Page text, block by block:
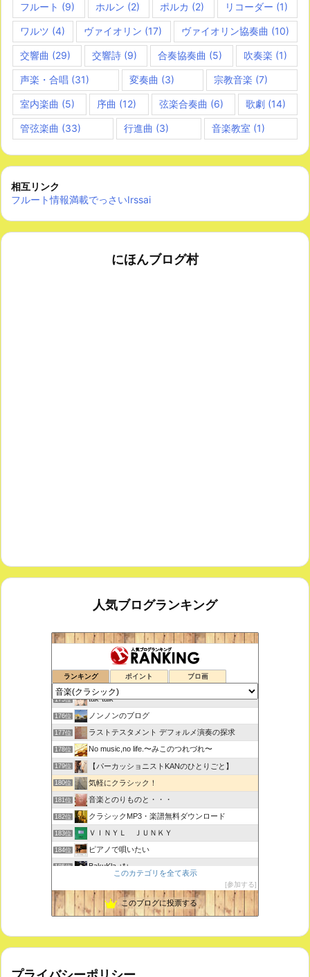
フルート (9) ホルン (2) ポルカ (2) リコーダー (1)
ワルツ (4) ヴァイオリン (17) ヴァイオリン協奏曲 (10)
交響曲 (29) 交響詩(9) 合奏協奏曲 (5) 吹奏楽 (1)
声楽・合唱 (31) 変奏曲 (3) 宗教音楽 (7)
室内楽曲 (5) 序曲 (12) 弦楽合奏曲 (6) 歌劇(14)
管弦楽曲 (33) 行進曲 (3) 音楽教室 (1)
相互リンク
フルート情報満載でっさいIrssai
にほんブログ村
人気ブログランキング
ランキング ポイント ブロ画
室内楽コンサート・レッスンいたします
174位 ボチェッリ、イタリア、アモーレ！
175位 tak-talk
176位 ノンノンのブログ
177位 ラストテスタメント デフォルメ演奏の探求
178位 No music,no life.〜みこのつれづれ〜
179位 【パーカッショニストKANのひとりごと】
180位 気軽にクラシック！
181位 音楽とのりものと・・・
182位 クラシックMP3・楽譜無料ダウンロード
183位 ＶＩＮＹＬ ＪＵＮＫＹ
184位 ピアノで唄いたい
185位 BakuKla +*+
187位 ときどき書きます♪
このカテゴリを全て表示
参加する
このブログに投票する